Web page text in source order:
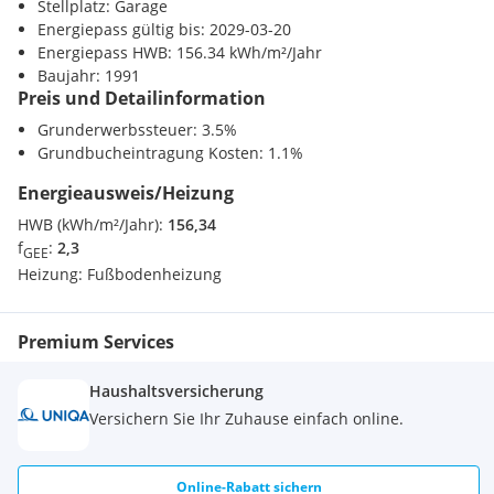
Der Vermittler ist als Doppelmakler tätig.
Nutzen Sie die einmalige Gelegenheit, diese Immobilie zu
besichtigen – sehen und erleben ist sehr viel
eindrucksvoller!
Eine Besichtigung ist kostenfrei und unverbindlich, und gibt
Ihnen einen unverfälschten Eindruck von der Immobilie.
Gerne unterstütze ich Sie auch bei der Finanzierung sowie
beim Verkauf/Vermietung Ihrer Immobilie.
Stellplatz: Garage
Energiepass gültig bis: 2029-03-20
Energiepass HWB: 156.34 kWh/m²/Jahr
Baujahr: 1991
Preis und Detailinformation
Grunderwerbssteuer: 3.5%
Grundbucheintragung Kosten: 1.1%
Energieausweis/Heizung
HWB (kWh/m²/Jahr): 156,34
fGEE: 2,3
Heizung: Fußbodenheizung
Premium Services
Haushaltsversicherung
Versichern Sie Ihr Zuhause einfach online.
Online-Rabatt sichern